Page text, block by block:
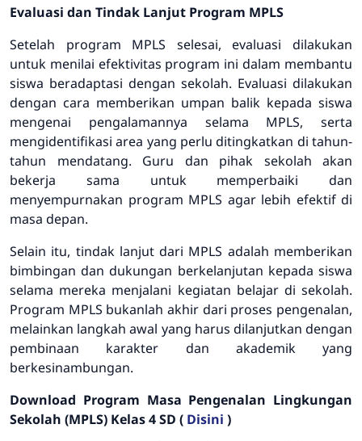
Evaluasi dan Tindak Lanjut Program MPLS
Setelah program MPLS selesai, evaluasi dilakukan
untuk menilai efektivitas program ini dalam membantu
siswa beradaptasi dengan sekolah. Evaluasi dilakukan
dengan cara memberikan umpan balik kepada siswa
mengenai pengalamannya selama MPLS, serta
mengidentifikasi area yang perlu ditingkatkan di tahun-
tahun mendatang. Guru dan pihak sekolah akan
bekerja sama untuk memperbaiki dan
menyempurnakan program MPLS agar lebih efektif di
masa depan.
Selain itu, tindak lanjut dari MPLS adalah memberikan
bimbingan dan dukungan berkelanjutan kepada siswa
selama mereka menjalani kegiatan belajar di sekolah.
Program MPLS bukanlah akhir dari proses pengenalan,
melainkan langkah awal yang harus dilanjutkan dengan
pembinaan karakter dan akademik yang
berkesinambungan.
Download Program Masa Pengenalan Lingkungan
Sekolah (MPLS) Kelas 4 SD ( Disini )